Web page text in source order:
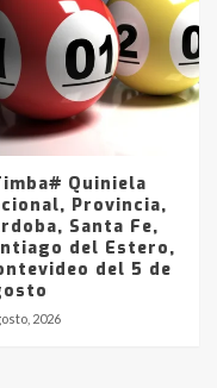
Quiniela
Provincia,
Santa Fe,
del Estero,
del 5 de
2026